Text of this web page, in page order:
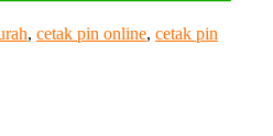
, cetak pin online, cetak pin